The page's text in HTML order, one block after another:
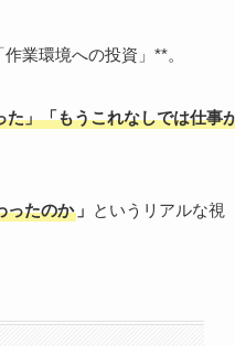
業環境への投資」**。
」「もうこれなしでは仕事
ったのか 」 というリアルな視